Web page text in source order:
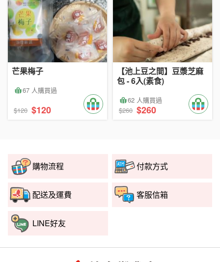
芒果梅子
67 人購買過
$120 $120
【池上豆之間】豆漿芝麻
包 - 6入(素食)
62 人購買過
$260 $260
購物流程 付款方式
配送及運費 客服信箱
LINE好友